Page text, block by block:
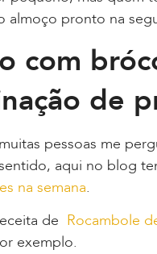
almoço pronto na
com
de
pessoas me
aqui no blog
na semana.
de Rocambole
exemplo.